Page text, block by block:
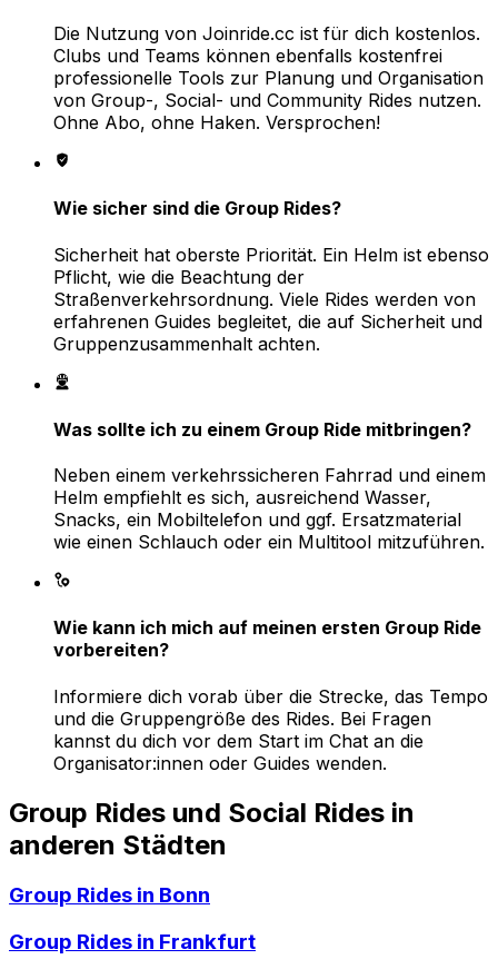
Die Nutzung von Joinride.cc ist für dich kostenlos.
Clubs und Teams können ebenfalls kostenfrei
professionelle Tools zur Planung und Organisation
von Group-, Social- und Community Rides nutzen.
Ohne Abo, ohne Haken. Versprochen!
Wie sicher sind die Group Rides?
Sicherheit hat oberste Priorität. Ein Helm ist ebenso
Pflicht, wie die Beachtung der
Straßenverkehrsordnung. Viele Rides werden von
erfahrenen Guides begleitet, die auf Sicherheit und
Gruppenzusammenhalt achten.
Was sollte ich zu einem Group Ride mitbringen?
Neben einem verkehrssicheren Fahrrad und einem
Helm empfiehlt es sich, ausreichend Wasser,
Snacks, ein Mobiltelefon und ggf. Ersatzmaterial
wie einen Schlauch oder ein Multitool mitzuführen.
Wie kann ich mich auf meinen ersten Group Ride
vorbereiten?
Informiere dich vorab über die Strecke, das Tempo
und die Gruppengröße des Rides. Bei Fragen
kannst du dich vor dem Start im Chat an die
Organisator:innen oder Guides wenden.
Group Rides und Social Rides in
anderen Städten
Group Rides in Bonn
Group Rides in Frankfurt